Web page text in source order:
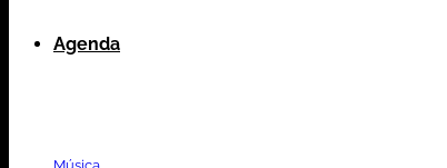
Agenda